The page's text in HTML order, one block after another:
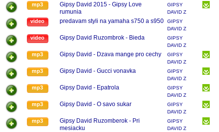
RUŽOMBERKA
mp3
Gipsy David 2015 - Gipsy Love
rumunia
GIPSY
DAVID Z
RUŽOMBERKA
video predavam styli na yamaha s750 a s950
GIPSY
DAVID Z
RUŽOMBERKA
video Gipsy David Ruzombrok - Bieda
GIPSY
DAVID Z
RUŽOMBERKA
mp3 Gipsy David - Dzava mange pro cechy
GIPSY
DAVID Z
RUŽOMBERKA
mp3 Gipsy David - Gucci vonavka
GIPSY
DAVID Z
RUŽOMBERKA
mp3 Gipsy David - Epatrola
GIPSY
DAVID Z
RUŽOMBERKA
mp3 Gipsy David - O savo sukar
GIPSY
DAVID Z
RUŽOMBERKA
mp3
Gipsy David Ruzomberok - Pri
mesiacku
GIPSY
DAVID Z